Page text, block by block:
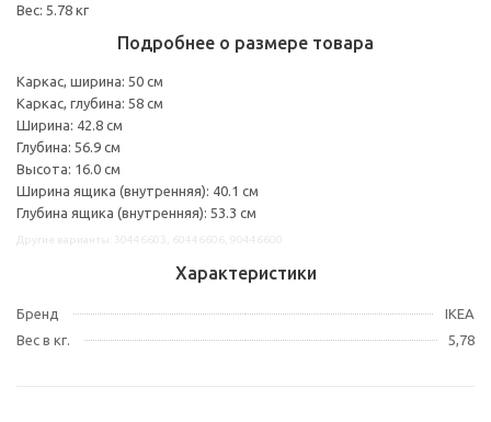
Вес: 5.78 кг
Подробнее о размере товара
Каркас, ширина: 50 см
Каркас, глубина: 58 см
Ширина: 42.8 см
Глубина: 56.9 см
Высота: 16.0 см
Ширина ящика (внутренняя): 40.1 см
Глубина ящика (внутренняя): 53.3 см
Характеристики
Бренд
IKEA
Вес в кг.
5,78